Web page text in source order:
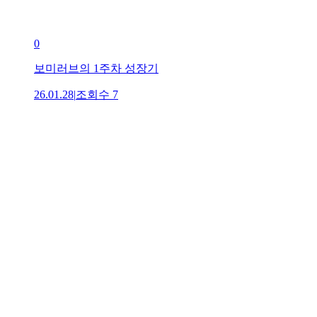
0
보미러브의 1주차 성장기
26.01.28|조회수 7